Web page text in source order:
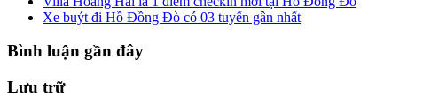
Xe buýt đi Hồ Đồng Đò có 03 tuyến gần nhất
Bình luận gần đây
Lưu trữ